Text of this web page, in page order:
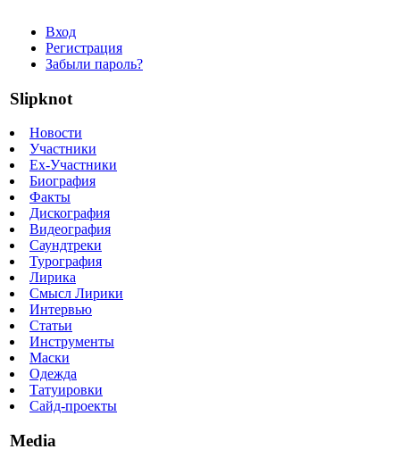
Вход
Регистрация
Забыли пароль?
Slipknot
Новости
Участники
Ex-Участники
Биография
Факты
Дискография
Видеография
Саундтреки
Турография
Лирика
Смысл Лирики
Интервью
Статьи
Инструменты
Маски
Одежда
Татуировки
Сайд-проекты
Media